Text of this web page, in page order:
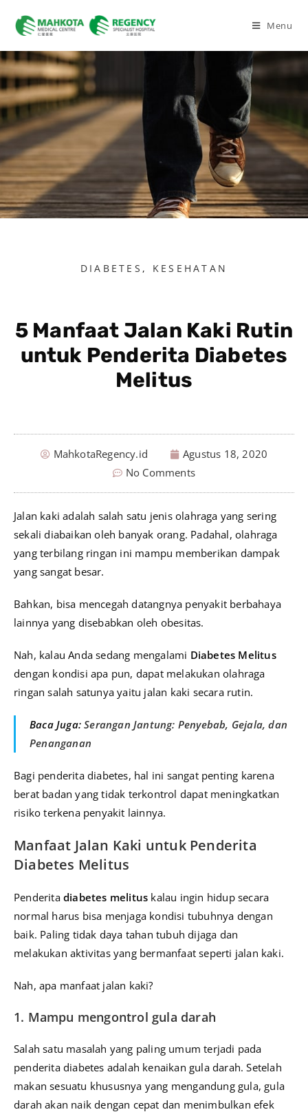
Menu
DIABETES , KESEHATAN
5 Manfaat Jalan Kaki Rutin
untuk Penderita Diabetes
Melitus
MahkotaRegency.id
Agustus 18, 2020
No Comments
Jalan kaki adalah salah satu jenis olahraga yang sering
sekali diabaikan oleh banyak orang. Padahal, olahraga
yang terbilang ringan ini mampu memberikan dampak
yang sangat besar.
Bahkan, bisa mencegah datangnya penyakit berbahaya
lainnya yang disebabkan oleh obesitas.
Nah, kalau Anda sedang mengalami Diabetes Melitus
dengan kondisi apa pun, dapat melakukan olahraga
ringan salah satunya yaitu jalan kaki secara rutin.
Baca Juga:Serangan Jantung: Penyebab, Gejala, dan
Penanganan
Bagi penderita diabetes, hal ini sangat penting karena
berat badan yang tidak terkontrol dapat meningkatkan
risiko terkena penyakit lainnya.
Manfaat Jalan Kaki untuk Penderita
Diabetes Melitus
Penderita diabetes melitus kalau ingin hidup secara
normal harus bisa menjaga kondisi tubuhnya dengan
baik. Paling tidak daya tahan tubuh dijaga dan
melakukan aktivitas yang bermanfaat seperti jalan kaki.
Nah, apa manfaat jalan kaki?
1. Mampu mengontrol gula darah
Salah satu masalah yang paling umum terjadi pada
penderita diabetes adalah kenaikan gula darah. Setelah
makan sesuatu khususnya yang mengandung gula, gula
darah akan naik dengan cepat dan menimbulkan efek